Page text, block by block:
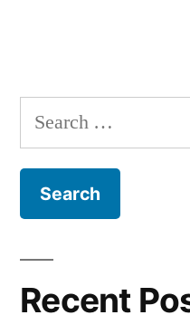
Search
for:
Recent